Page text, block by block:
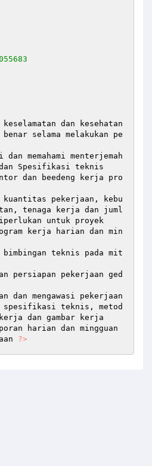
benar selama melakukan pe
tenaga kerja dan juml
spesifikasi teknis, metod
?>